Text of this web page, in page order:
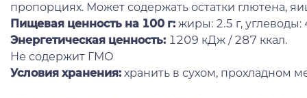
пропорциях. Может содержать остатки глютена,
Пищевая ценность на 100 г: жиры: 2.5 г, углеводы:
Энергетическая ценность: 1209 кДж / 287 ккал.
Не содержит ГМО
Условия хранения: хранить в сухом, прохладном